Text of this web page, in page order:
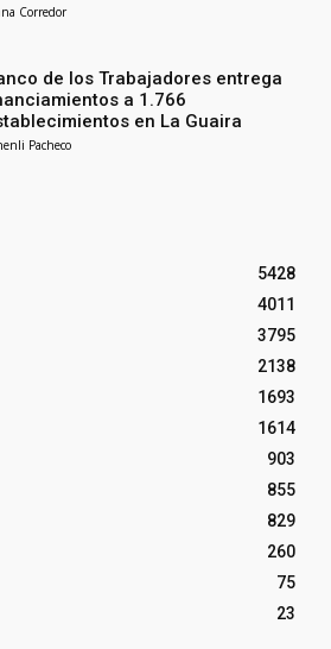
Corredor
de los Trabajadores entrega
a 1.766
en La Guaira
Pacheco
5428
4011
3795
2138
1693
1614
903
855
829
260
75
23